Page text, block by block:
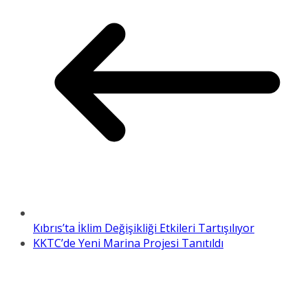
Kıbrıs’ta İklim Değişikliği Etkileri Tartışılıyor
KKTC’de Yeni Marina Projesi Tanıtıldı